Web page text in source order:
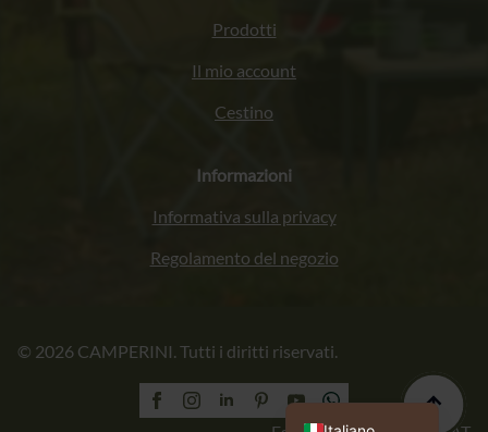
Prodotti
Il mio account
Cestino
Informazioni
Informativa sulla privacy
Regolamento del negozio
© 2026 CAMPERINI. Tutti i diritti riservati.
Polski
English (UK)
Deutsch
Français